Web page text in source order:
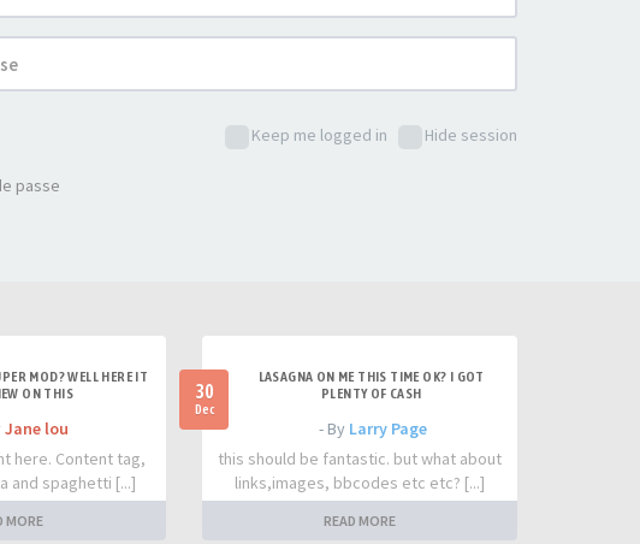
Keep me logged in
Hide session
passe
MOD? WELL HERE IT
ON THIS
Jane lou
here. Content tag,
and spaghetti [...]
MORE
30
Dec
LASAGNA ON ME THIS TIME OK? I GOT
PLENTY OF CASH
- By Larry Page
this should be fantastic. but what about
links,images, bbcodes etc etc? [...]
READ MORE